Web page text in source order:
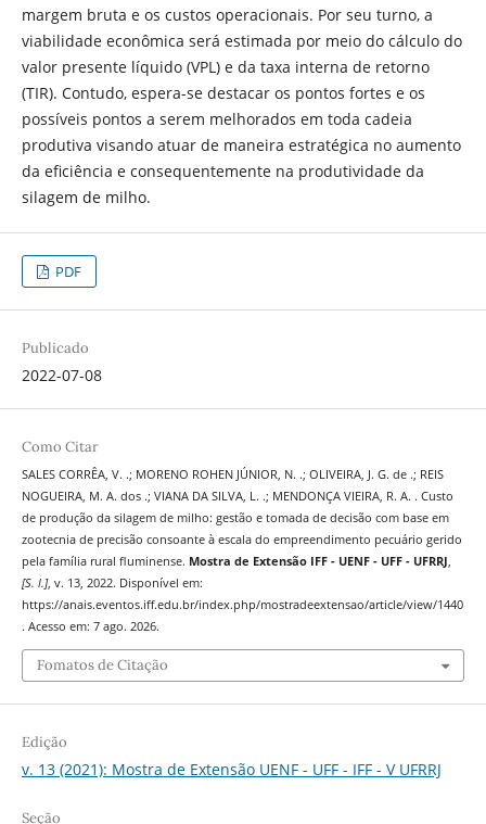
margem bruta e os custos operacionais. Por seu turno, a
viabilidade econômica será estimada por meio do cálculo do
valor presente líquido (VPL) e da taxa interna de retorno
(TIR). Contudo, espera-se destacar os pontos fortes e os
possíveis pontos a serem melhorados em toda cadeia
produtiva visando atuar de maneira estratégica no aumento
da eficiência e consequentemente na produtividade da
silagem de milho.
PDF
Publicado
2022-07-08
Como Citar
SALES CORRÊA, V. .; MORENO ROHEN JÚNIOR, N. .; OLIVEIRA, J. G. de .; REIS
NOGUEIRA, M. A. dos .; VIANA DA SILVA, L. .; MENDONÇA VIEIRA, R. A. . Custo
de produção da silagem de milho: gestão e tomada de decisão com base em
zootecnia de precisão consoante à escala do empreendimento pecuário gerido
pela família rural fluminense. Mostra de Extensão IFF - UENF - UFF - UFRRJ,
[S. l.], v. 13, 2022. Disponível em:
https://anais.eventos.iff.edu.br/index.php/mostradeextensao/article/view/1440
. Acesso em: 7 ago. 2026.
Fomatos de Citação
Edição
v. 13 (2021): Mostra de Extensão UENF - UFF - IFF - V UFRRJ
Seção